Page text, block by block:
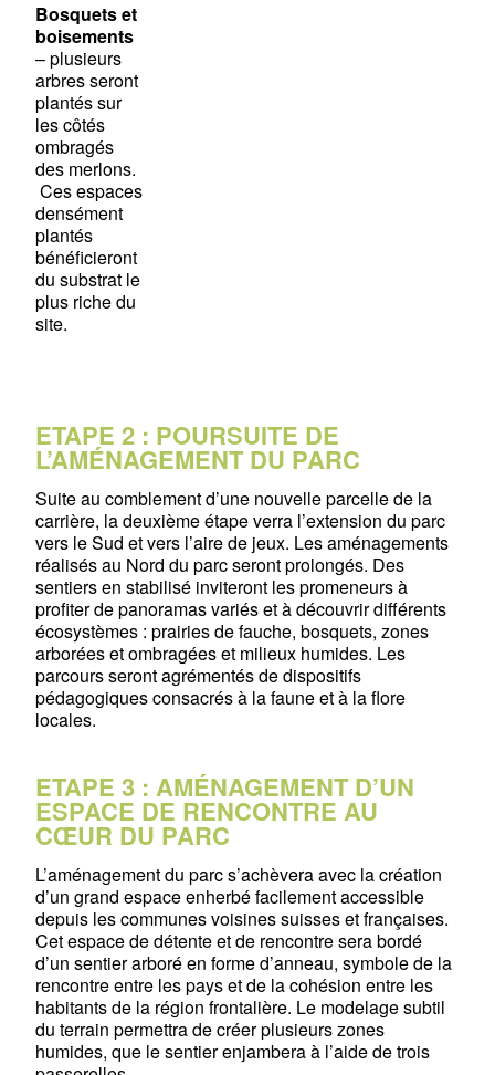
Bosquets et
boisements
– plusieurs
arbres seront
plantés sur
les côtés
ombragés
des merlons.
Ces espaces
densément
plantés
bénéficieront
du substrat le
plus riche du
site.
ETAPE 2 : POURSUITE DE
L’AMÉNAGEMENT DU PARC
Suite au comblement d’une nouvelle parcelle de la
carrière, la deuxième étape verra l’extension du parc
vers le Sud et vers l’aire de jeux. Les aménagements
réalisés au Nord du parc seront prolongés. Des
sentiers en stabilisé inviteront les promeneurs à
profiter de panoramas variés et à découvrir différents
écosystèmes : prairies de fauche, bosquets, zones
arborées et ombragées et milieux humides. Les
parcours seront agrémentés de dispositifs
pédagogiques consacrés à la faune et à la flore
locales.
ETAPE 3 : AMÉNAGEMENT D’UN
ESPACE DE RENCONTRE AU
CŒUR DU PARC
L’aménagement du parc s’achèvera avec la création
d’un grand espace enherbé facilement accessible
depuis les communes voisines suisses et françaises.
Cet espace de détente et de rencontre sera bordé
d’un sentier arboré en forme d’anneau, symbole de la
rencontre entre les pays et de la cohésion entre les
habitants de la région frontalière. Le modelage subtil
du terrain permettra de créer plusieurs zones
humides, que le sentier enjambera à l’aide de trois